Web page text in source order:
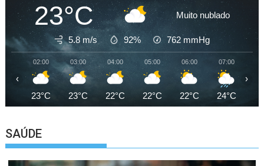
23°C Muito nublado
5.8 m/s 92% 762 mmHg
02:00
23°C
03:00
23°C
04:00
22°C
05:00
22°C
06:00
22°C
07:00
24°C
‹ ›
SAÚDE